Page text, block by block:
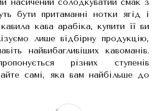
бути притаманні нотки ягід і
кава арабіка, купити її ви
лише відбірну продукцію,
найвибагливіших кавоманів.
різних ступенів
самі, яка вам найбільше до